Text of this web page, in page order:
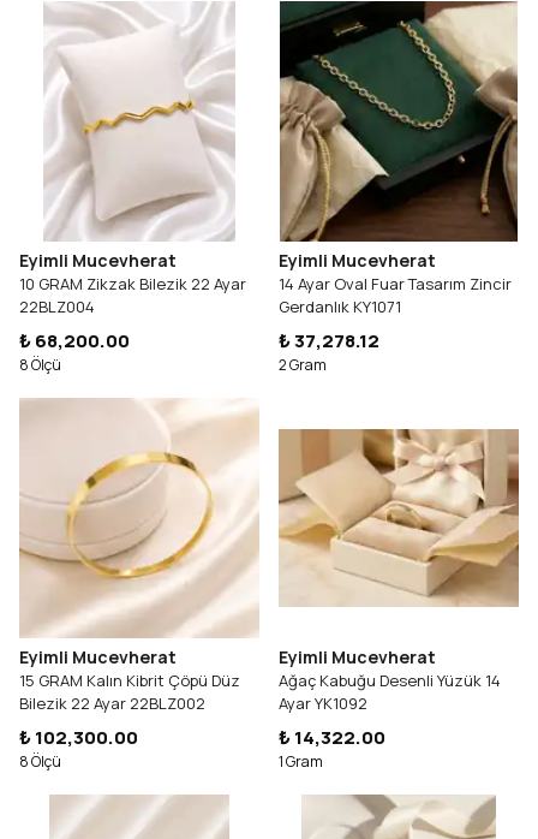
Eyimli Mucevherat
10 GRAM Zikzak Bilezik 22 Ayar
22BLZ004
₺ 68,200.00
8 Ölçü
Eyimli Mucevherat
14 Ayar Oval Fuar Tasarım Zincir
Gerdanlık KY1071
₺ 37,278.12
2 Gram
Eyimli Mucevherat
15 GRAM Kalın Kibrit Çöpü Düz
Bilezik 22 Ayar 22BLZ002
₺ 102,300.00
8 Ölçü
Eyimli Mucevherat
Ağaç Kabuğu Desenli Yüzük 14
Ayar YK1092
₺ 14,322.00
1 Gram